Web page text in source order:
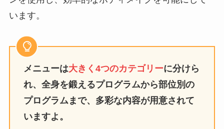
います。
メニューは大きく4つのカテゴリーに分けら
れ、全身を鍛えるプログラムから部位別の
プログラムまで、多彩な内容が用意されて
いますよ。